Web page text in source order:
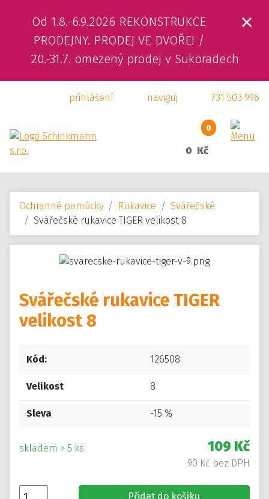
Od 1.8.-6.9.2026 REKONSTRUKCE
PRODEJNY. PRODEJ VE DVOŘE! /
20.-31.7. omezený prodej v Sukoradech
731 503 996
naviguj
přihlášení
0
0 Kč
ÚVOD
O NÁS
PRODUKTY
KONTAKTY
E-SHOP
Ochranné pomůcky Rukavice
Svářečské
Svářečské rukavice TIGER velikost 8
Svářečské rukavice TIGER
velikost 8
Kód: 126508
Velikost 8
Sleva -15 %
skladem > 5 ks 109 Kč
90 Kč bez DPH
Přidat do košíku